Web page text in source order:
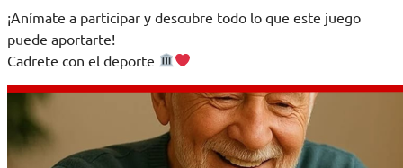
¡Anímate a participar y descubre todo lo que este juego
puede aportarte!
Cadrete con el deporte